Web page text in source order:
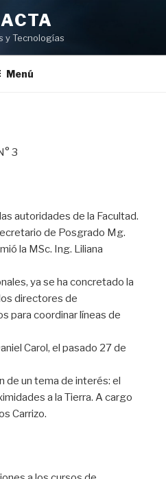
y Tecnologías
Menú
3
autoridades de la Facultad.
de Posgrado Mg.
la MSc. Ing. Liliana
ya se ha concretado la
directores de
para coordinar líneas de
Carol, el pasado 27 de
de un tema de interés: el
a la Tierra. A cargo
Carrizo.